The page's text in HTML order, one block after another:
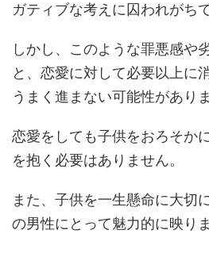
ガティブな考えに囚われがちで
しかし、このような罪悪感や
と、恋愛に対して必要以上に
うまく進まない可能性がありま
恋愛をしても子供をおろそか
を抱く必要はありません。
また、子供を一生懸命に大切
の男性にとって魅力的に映りま